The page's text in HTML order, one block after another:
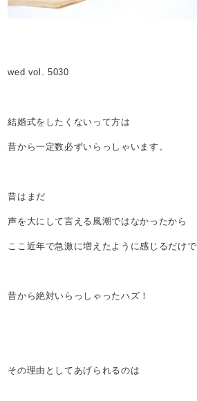
wed vol. 5030
結婚式をしたくないって方は
昔から一定数必ずいらっしゃいます。
昔はまだ
声を大にして言える風潮ではなかったから
ここ近年で急激に増えたように感じるだけで
昔から絶対いらっしゃったハズ！
その理由としてあげられるのは